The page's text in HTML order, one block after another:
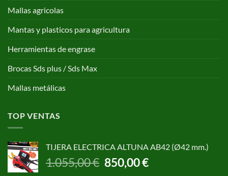
Mallas agricolas
Mantas y plasticos para agricultura
Herramientas de engrase
Brocas Sds plus / Sds Max
Mallas metálicas
TOP VENTAS
TIJERA ELECTRICA ALTUNA AB42 (Ø42 mm.)
1.055,00€ El
precio
850,00€El